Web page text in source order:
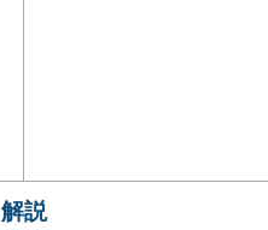
解説